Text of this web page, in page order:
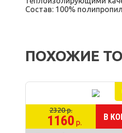
Состав: 100%
ПОХОЖИЕ
2320 р.
1160 р.
В